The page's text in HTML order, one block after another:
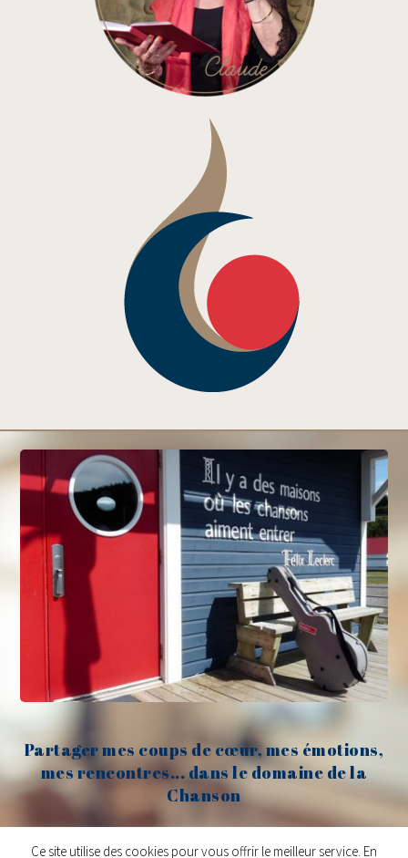
Partager mes coups de cœur, mes émotions,
mes rencontres... dans le domaine de la
Chanson
Claude Fèvre
Ce site utilise des cookies pour vous offrir le meilleur service. En